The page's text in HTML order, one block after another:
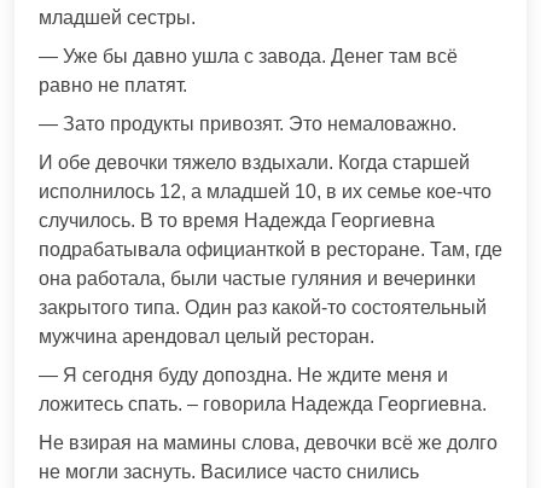
младшей сестры.
— Уже бы давно ушла с завода. Денег там всё
равно не платят.
— Зато продукты привозят. Это немаловажно.
И обе девочки тяжело вздыхали. Когда старшей
исполнилось 12, а младшей 10, в их семье кое-что
случилось. В то время Надежда Георгиевна
подрабатывала официанткой в ресторане. Там, где
она работала, были частые гуляния и вечеринки
закрытого типа. Один раз какой-то состоятельный
мужчина арендовал целый ресторан.
— Я сегодня буду допоздна. Не ждите меня и
ложитесь спать. – говорила Надежда Георгиевна.
Не взирая на мамины слова, девочки всё же долго
не могли заснуть. Василисе часто снились